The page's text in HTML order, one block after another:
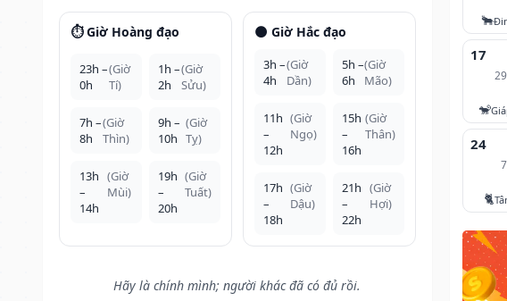
⏱️ Giờ Hoàng đạo
23h –
0h
(Giờ
Tí)
1h –
2h
(Giờ
Sửu)
7h –
8h
(Giờ
Thìn)
9h –
10h
(Giờ
Tỵ)
13h
–
14h
(Giờ
Mùi)
19h
–
20h
(Giờ
Tuất)
🌑 Giờ Hắc đạo
3h –
4h
(Giờ
Dần)
5h –
6h
(Giờ
Mão)
11h
–
12h
(Giờ
Ngọ)
15h
–
16h
(Giờ
Thân)
17h
–
18h
(Giờ
Dậu)
21h
–
22h
(Giờ
Hợi)
Hãy là chính mình; người khác đã có đủ rồi.
🐂
17
🐒
24
🐈